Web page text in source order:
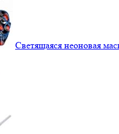
Светящаяся неоновая